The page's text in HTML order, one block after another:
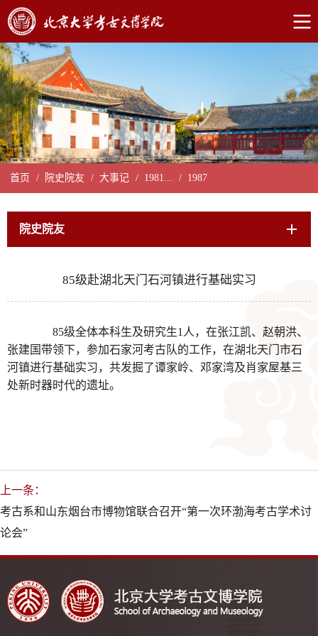
首页 / 院史院友 / 大事记 / 1981... / 1987
院史院友
85级赴湖北天门石河镇进行基础实习
85级全体本科生及研究生1人，在张江凯、赵朝洪、
张建国带领下，参加石家河考古队的工作，在湖北天门市石
河镇进行基础实习，共发掘了谭家岭、邓家湾及肖家屋基三
处新时器时代的遗址。
上一条：
考古系和山东烟台市博物馆联合召开“第一次环渤海考古学术讨
论会”